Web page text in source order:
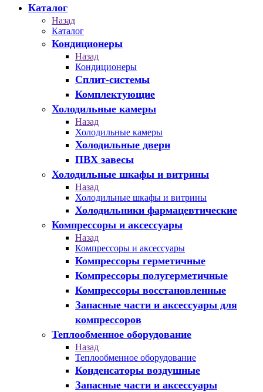
Каталог
Назад
Каталог
Кондиционеры
Назад
Кондиционеры
Сплит-системы
Комплектующие
Холодильные камеры
Назад
Холодильные камеры
Холодильные двери
ПВХ завесы
Холодильные шкафы и витрины
Назад
Холодильные шкафы и витрины
Холодильники фармацевтические
Компрессоры и аксессуары
Назад
Компрессоры и аксессуары
Компрессоры герметичные
Компрессоры полугерметичные
Компрессоры восстановленные
Запасные части и аксессуары для
компрессоров
Теплообменное оборудование
Назад
Теплообменное оборудование
Конденсаторы воздушные
Запасные части и аксессуары